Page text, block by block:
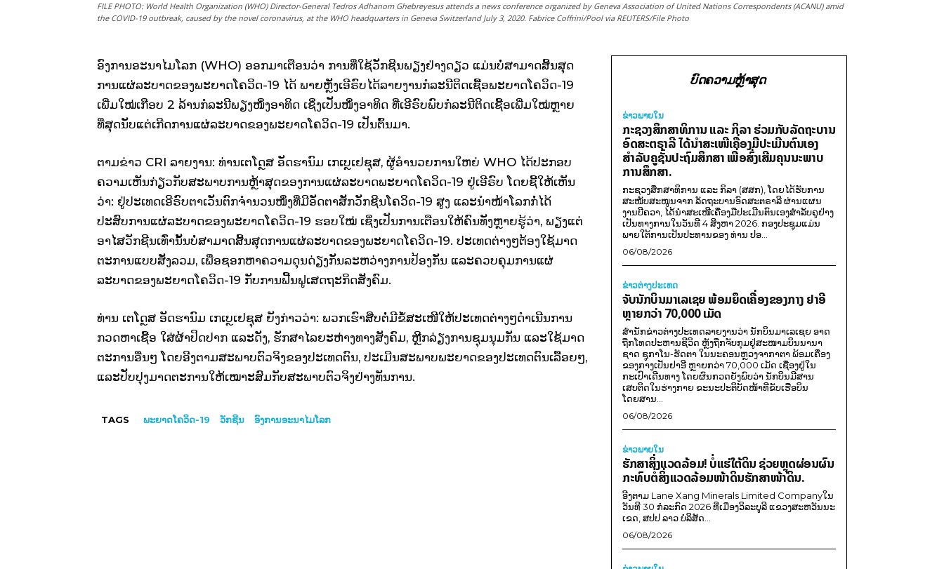
FILE PHOTO: World Health Organization (WHO) Director-General Tedros Adhanom Ghebreyesus attends a news conference organized by Geneva Association of United Nations Correspondents (ACANU) amid
the COVID-19 outbreak, caused by the novel coronavirus, at the WHO headquarters in Geneva Switzerland July 3, 2020. Fabrice Coffrini/Pool via REUTERS/File Photo
ອົງການອະນາໄມໂລກ (WHO) ອອກມາເຕືອນວ່າ ການທີ່ໃຊ້ວັກຊີນພຽງຢ່າງດຽວ ແມ່ນບໍ່ສາມາດສິ້ນສຸດ
ການແຜ່ລະບາດຂອງພະຍາດໂຄວິດ-19 ໄດ້ ພາຍຫຼັງເອີຣົບໄດ້ລາຍງານກໍລະນີຕິດເຊື້ອພະຍາດໂຄວິດ-19
ເພີ່ມໃໝ່ເກືອບ 2 ລ້ານກໍລະນີພຽງໜຶ່ງອາທິດ ເຊິ່ງເປັນໜຶ່ງອາທິດ ທີ່ເອີຣົບພົບກໍລະນີຕິດເຊື້ອເພີ່ມໃໝ່ຫຼາຍ
ທີ່ສຸດນັບແຕ່ເກີດການແຜ່ລະບາດຂອງພະຍາດໂຄວິດ-19 ເປັນຕົ້ນມາ.
ຕາມ​ຂ່າວ​ CRI ລາຍງານ: ທ່ານເຕໂດຼສ ອັດຮານົມ ເກເບຼເຢຊຸສ, ຜູ້ອຳນວຍການໃຫຍ່ WHO ໄດ້ປະກອບ
ຄວາມເຫັນກ່ຽວກັບສະພາບການຫຼ້າສຸດຂອງການແຜ່ລະບາດພະຍາດໂຄວິດ-19 ຢູ່ເອີຣົບ ໂດຍຊີ້ໃຫ້ເຫັນ
ວ່າ: ຢູ່ປະເທດເອີຣົບຕາເວັນຕົກຈຳນວນໜຶ່ງທີ່ມີອັດຕາສັກວັກຊີນໂຄວິດ-19 ສູງ​ ແລະ​ນຳໜ້າໂລກກໍ່ໄດ້
ປະສົບການແຜ່ລະບາດຂອງພະຍາດໂຄວິດ-19 ຮອບໃໝ່ ເຊິ່ງເປັນການເຕືອນໃຫ້ຄົນທັງຫຼາຍຮູ້ວ່າ, ພຽງແຕ່
ອາໄສວັກຊີນເທົ່ານັ້ນບໍ່ສາມາດສິ້ນສຸດການແຜ່ລະບາດຂອງພະຍາດໂຄວິດ-19. ປະເທດຕ່າງໆຕ້ອງໃຊ້ມາດ
ຕະການແບບສັງລວມ, ເພື່ອຊອກຫາຄວາມດຸນດ່ຽງກັນລະຫວ່າງການປ້ອງກັນ​ ແລະ​ຄວບຄຸມການແຜ່
ລະບາດຂອງພະຍາດໂຄວິດ-19 ກັບການຟື້ນຟູເສດຖະກິດສັງຄົມ.
ທ່ານ​ ເຕໂດຼສ ອັດຮານົມ ເກເບຼເຢຊຸສ ຍັງ​ກ່າວວ່າ: ພວກເຮົາສືບຕໍ່ມີຂໍ້ສະເໜີໃຫ້ປະເທດຕ່າງໆດຳເນີນການ
ກວດຫາເຊື້ອ ໃສ່ຜ້າປິດປາກ ແລະດັງ, ຮັກສາໄລຍະຫ່າງທາງສັງຄົມ, ຫຼີກລ່ຽງການຊຸມນຸມກັນ ແລະໃຊ້ມາດ
ຕະການອື່ນໆ ໂດຍອີງຕາມສະພາບຕົວຈິງຂອງປະເທດຕົນ, ປະເມີນສະພາບພະຍາດຂອງປະເທດຕົນເລື້ອຍໆ,
ແລະປັບປຸງມາດຕະການໃຫ້ເໝາະສົມກັບສະພາບຕົວຈິງຢ່າງທັນການ.
TAGS ພະຍາດ​ໂຄ​ວິດ-19 ວັກຊີນ ອົງການອະນາໄມໂລກ
ບົດຄວາມຫຼ້າສຸດ
ຂ່າວພາຍ​ໃນ
ກະຊວງສຶກສາທິການ ແລະ ກິລາ ຮ່ວມກັບລັດຖະບານ
ອົດສະຕຣາລີ ໄດ້ນຳສະເໜີເຄື່ອງມືປະເມີນຕົນເອງ
ສຳລັບຄູຊັ້ນປະຖົມສຶກສາ ເພື່ອສົ່ງເສີມຄຸນນະພາບ
ການສຶກສາ.
ກະຊວງສຶກສາທິການ ແລະ ກິລາ (ສສກ), ໂດຍໄດ້ຮັບການ
ສະໜັບສະໜູນຈາກ ລັດຖະບານອົດສະຕຣາລີ ຜ່ານແຜນ
ງານບີຄວາ, ໄດ້ນຳສະເໜີເຄື່ອງມືປະເມີນຕົນເອງສຳລັບຄູຢ່າງ
ເປັນທາງການໃນວັນທີ 4 ສິງຫາ 2026. ກອງປະຊຸມແມ່ນ
ພາຍໃຕ້ການເປັນປະທານຂອງ ທ່ານ ປອ...
06/08/2026
ຂ່າວຕ່າງປະເທດ
ຈັບນັກບິນມາເລເຊຍ ພ້ອມຍຶດເຄື່ອງຂອງກາງ ຢາອີ
ຫຼາຍກວ່າ 70,000 ເມັດ
ສຳນັກຂ່າວຕ່າງປະເທດລາຍງານວ່າ ນັກບິນມາເລເຊຍ ອາດ
ຖືກໂທດປະຫານຊີວິດ ຫຼັງຖືກຈັບກຸມຢູ່ສະໜາມບິນນານາ
ຊາດ ຊູກາໂນ-ຮັດຕາ ໃນນະຄອນຫຼວງຈາກາຕາ ພ້ອມເຄື່ອງ
ຂອງກາງເປັນຢາອີ ຫຼາຍກວ່າ 70,000 ເມັດ ເຊື່ອງຢູ່ໃນ
ກະເປົາເດີນທາງ ໂດຍຜົນກວດຍັງພົບວ່າ ນັກບິນມີສານ
ເສບຕິດໃນຮ່າງກາຍ ຂະນະປະຕິບັດໜ້າທີ່ຂັບເຮືອບິນ
ໂດຍສານ...
06/08/2026
ຂ່າວພາຍ​ໃນ
ຮັກສາສິ່ງແວດລ້ອມ! ບໍ່ແຮ່ໃຕ້ດິນ ຊ່ວຍຫຼຸດຜ່ອນຜົນ
ກະທົບຕໍ່ສິ່ງແວດລ້ອມໜ້າດິນຮັກສາໜ້າດິນ.
ອີງຕາມ Lane Xang Minerals Limited Companyໃນ
ວັນທີ 30 ກໍລະກົດ 2026 ທີ່ເມືອງວິລະບູລີ ແຂວງສະຫວັນນະ
ເຂດ, ສປປ ລາວ ບໍລິສັດ...
06/08/2026